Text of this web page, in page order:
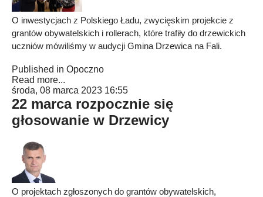
O inwestycjach z Polskiego Ładu, zwycięskim projekcie z
grantów obywatelskich i rollerach, które trafiły do drzewickich
uczniów mówiliśmy w audycji Gmina Drzewica na Fali.
Published in Opoczno
Read more...
środa, 08 marca 2023 16:55
22 marca rozpocznie się
głosowanie w Drzewicy
O projektach zgłoszonych do grantów obywatelskich,